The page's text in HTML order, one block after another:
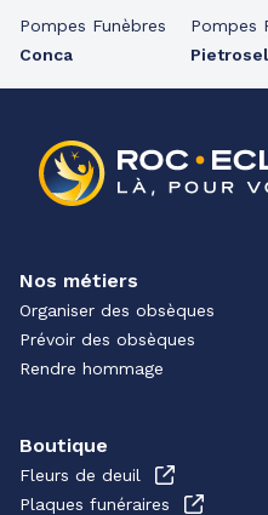
Pompes Funèbres
Conca
Pompes
Nos métiers
Organiser des obsèques
Prévoir des obsèques
Rendre hommage
Boutique
Fleurs de deuil
Plaques funéraires